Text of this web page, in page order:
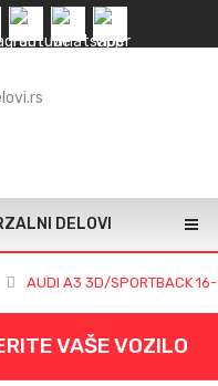
DELOVI
AUDI A3 3D/SPORTBACK 16-
VAŠE VOZILO